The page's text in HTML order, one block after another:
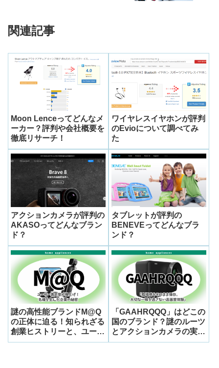
関連記事
Moon Lenceってどんなメ
ーカー？評判や会社概要を
徹底リサーチ！
ワイヤレスイヤホンが評判
のEvioについて調べてみ
た
アクションカメラが評判の
AKASOってどんなブラン
ド？
タブレットが評判の
BENEVEってどんなブラ
ンド？
謎の高性能ブランドM@Q
の正体に迫る！知られざる
創業ヒストリーと、ユーザ
ー満足度爆上げアクション
「GAAHRQQQ」はどこの
国のブランド？謎のルーツ
とアクションカメラの実力
を徹底解剖！